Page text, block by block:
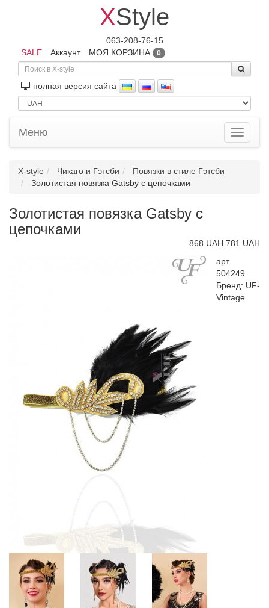
XStyle
063-208-76-15
SALE
Аккаунт МОЯ КОРЗИНА 0
полная версия сайта
Toggle
Меню
X-style Чикаго и Гэтсби
Повязки в стиле Гэтсби
Золотистая повязка Gatsby с цепочками
Золотистая повязка Gatsby с
цепочками
868 UAH 781 UAH
арт.
504249
Бренд: UF-
Vintage